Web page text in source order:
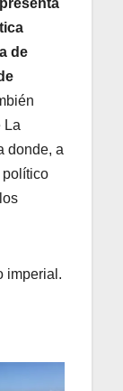
de
La
donde, a
político
imperial.